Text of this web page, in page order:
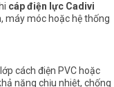
cáp điện lực Cadivi
máy móc hoặc hệ thống
cách điện PVC hoặc
năng chịu nhiệt, chống